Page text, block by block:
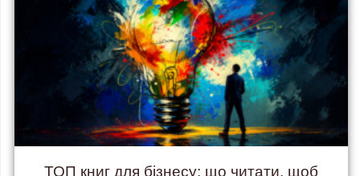
ТОП книг для бізнесу: що читати, щоб